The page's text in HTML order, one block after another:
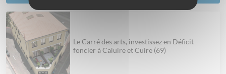
Le Carré des arts, investissez en Déficit
foncier à Caluire et Cuire (69)